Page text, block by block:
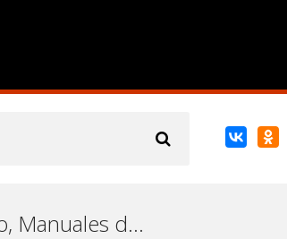
Vehículos Ikarus Manuales de Usuario, Manuales de Instrucciones (Reparación) y Mantenimiento Descargar Gratis